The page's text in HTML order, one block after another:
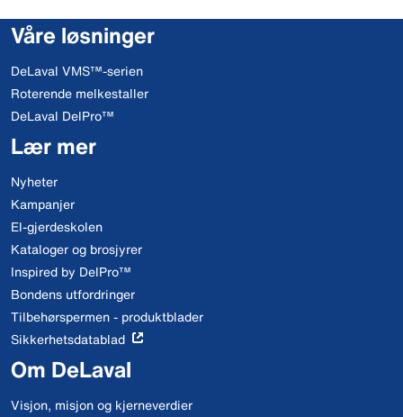
Våre løsninger
DeLaval VMS™-serien
Roterende melkestaller
DeLaval DelPro™
Lær mer
Nyheter
Kampanjer
El-gjerdeskolen
Kataloger og brosjyrer
Inspired by DelPro™
Bondens utfordringer
Tilbehørspermen - produktblader
Sikkerhetsdatablad
Om DeLaval
Visjon, misjon og kjerneverdier